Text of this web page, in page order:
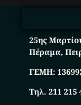
25ης
Πέραμα,
ΓΕΜΗ:
Τηλ. 211 215